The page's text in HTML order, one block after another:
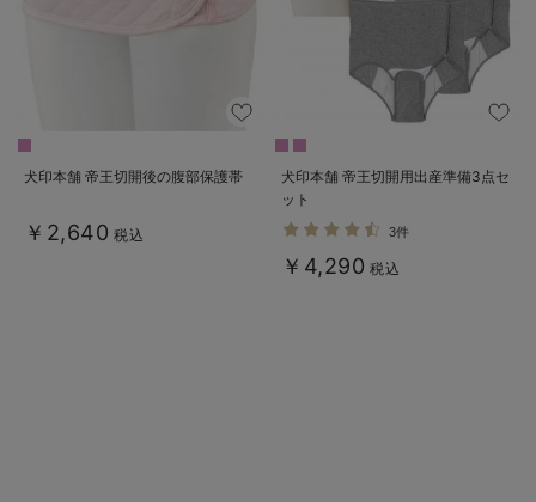
犬印本舗 帝王切開後の腹部保護帯
￥2,640 税込
犬印本舗 帝王切開用出産準備3点セ
ット
3件
￥4,290 税込